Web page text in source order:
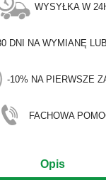
WYSYŁKA W
DNI NA WYMIANĘ
-10% NA PIERWSZE
FACHOWA
Opis